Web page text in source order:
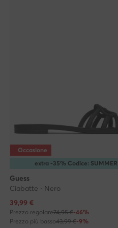
extra -35% Codice: SUMMER
Occasione
Guess
Ciabatte · Nero
Prezzo attuale
39,99 €
Prezzo regolare74,95 €-46%
Prezzo più basso43,99 €-9%